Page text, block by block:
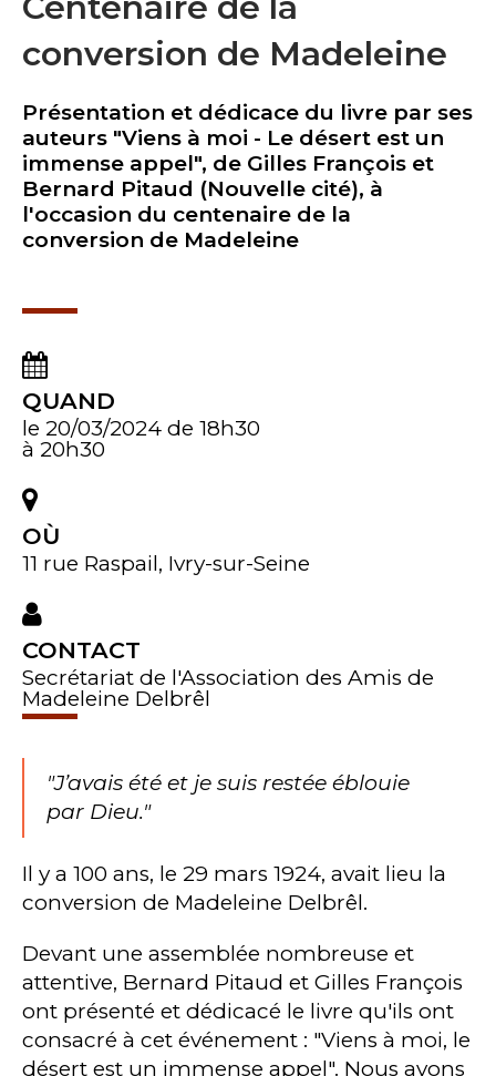
conversion de Madeleine
Présentation et dédicace du livre par ses
auteurs "Viens à moi - Le désert est un
immense appel", de Gilles François et
Bernard Pitaud (Nouvelle cité), à
l'occasion du centenaire de la
conversion de Madeleine
QUAND
le 20/03/2024 de 18h30
à 20h30
OÙ
11 rue Raspail, Ivry-sur-Seine
CONTACT
Secrétariat de l'Association des Amis de
Madeleine Delbrêl
"J’avais été et je suis restée éblouie
par Dieu."
Il y a 100 ans, le 29 mars 1924, avait lieu la
conversion de Madeleine Delbrêl.
Devant une assemblée nombreuse et
attentive, Bernard Pitaud et Gilles François
ont présenté et dédicacé le livre qu'ils ont
consacré à cet événement : "Viens à moi, le
désert est un immense appel". Nous avons